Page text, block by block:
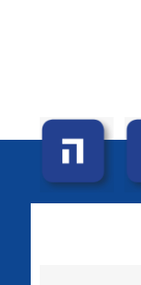
לכל מוצרי היצרן